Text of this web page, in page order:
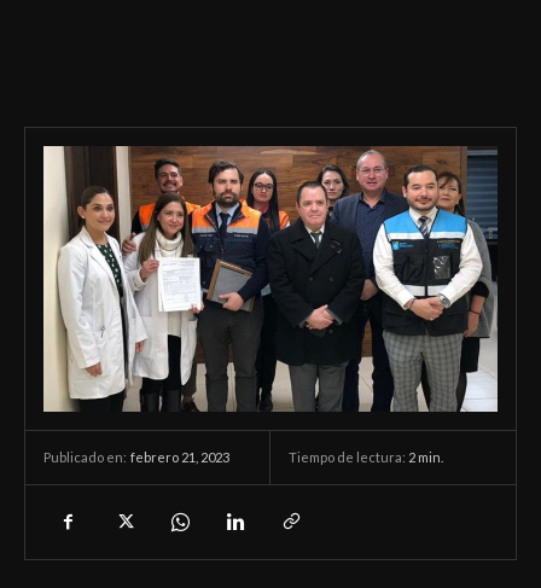
Publicado en: febrero 21, 2023 Tiempo de lectura: 2 min.